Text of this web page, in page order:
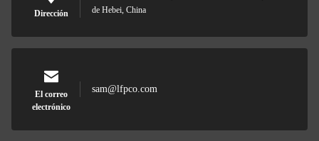
Dirección
de Hebei, China
El correo
electrónico
sam@lfpco.com